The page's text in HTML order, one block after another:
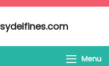
Menu